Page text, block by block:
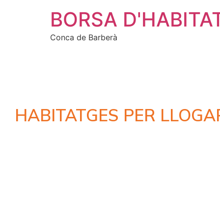
BORSA
Conca de Barberà
HABITATGES PER